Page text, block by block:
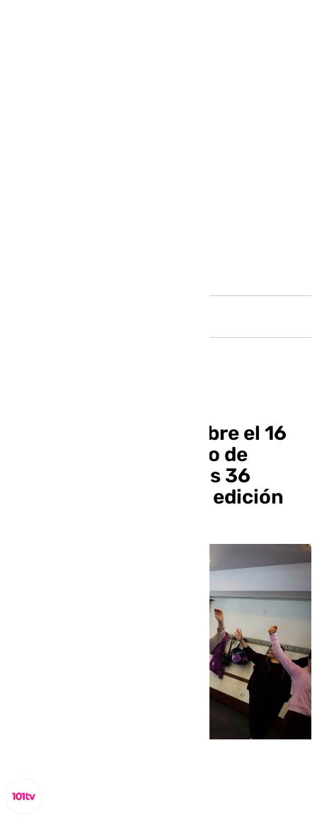
El Festival de Jerez abre el 16
de septiembre el plazo de
matriculación para los 36
cursos de su próxima edición